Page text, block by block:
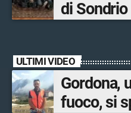
di Sondrio
ULTIMI VIDEO
Gordona,
fuoco, si